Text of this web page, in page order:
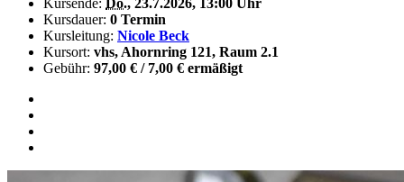
Kursdauer: 0 Termin
Kursleitung: Nicole Beck
Kursort: vhs, Ahornring 121, Raum 2.1
Gebühr: 97,00 € / 7,00 € ermäßigt